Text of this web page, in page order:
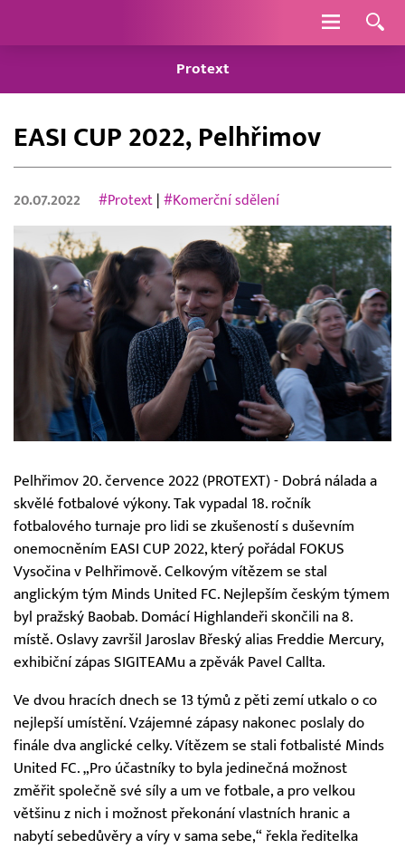
Navigace
Protext
EASI CUP 2022, Pelhřimov
20.07.2022 #Protext |#Komerční sdělení
Pelhřimov 20. července 2022 (PROTEXT) - Dobrá nálada a
skvělé fotbalové výkony. Tak vypadal 18. ročník
fotbalového turnaje pro lidi se zkušeností s duševním
onemocněním EASI CUP 2022, který pořádal FOKUS
Vysočina v Pelhřimově. Celkovým vítězem se stal
anglickým tým Minds United FC. Nejlepším českým týmem
byl pražský Baobab. Domácí Highlandeři skončili na 8.
místě. Oslavy završil Jaroslav Břeský alias Freddie Mercury,
exhibiční zápas SIGITEAMu a zpěvák Pavel Callta.
Ve dvou hracích dnech se 13 týmů z pěti zemí utkalo o co
nejlepší umístění. Vzájemné zápasy nakonec poslaly do
finále dva anglické celky. Vítězem se stali fotbalisté Minds
United FC. „Pro účastníky to byla jedinečná možnost
změřit společně své síly a um ve fotbale, a pro velkou
většinu z nich i možnost překonání vlastních hranic a
nabytí sebedůvěry a víry v sama sebe,“ řekla ředitelka